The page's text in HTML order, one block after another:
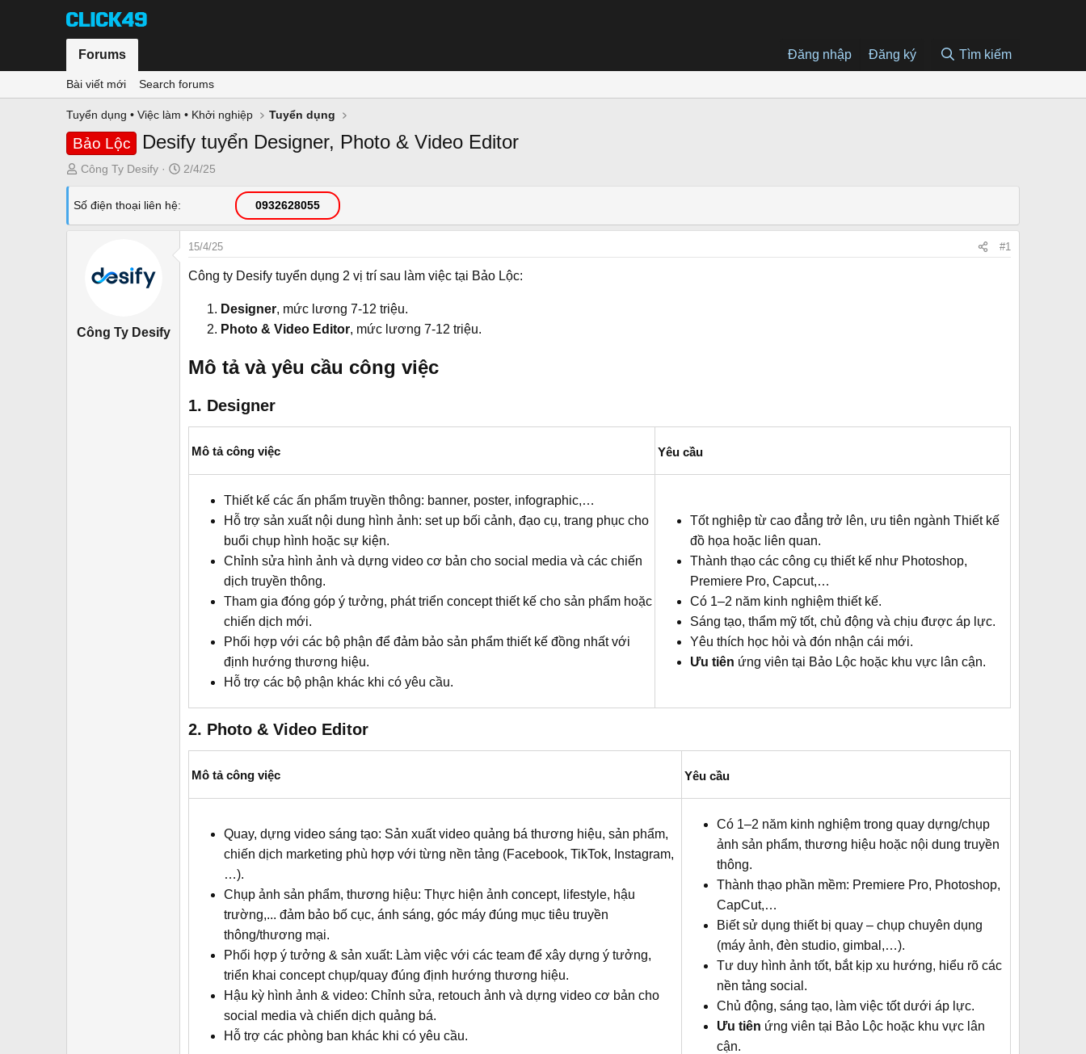
Forums Đăng nhập Đăng ký Tìm kiếm
Bài viết mới Search forums
Tuyển dụng • Việc làm • Khởi nghiệp Tuyển dụng
Bảo Lộc Desify tuyển Designer, Photo & Video Editor
T
r
t
Công Ty Desify
N
ử
2/4/25
Số điện thoại liên hệ 0932628055
Công Ty Desify
15/4/25 #1
Công ty Desify tuyển dụng 2 vị trí sau làm việc tại Bảo Lộc:
Designer, mức lương 7-12 triệu.
Photo & Video Editor, mức lương 7-12 triệu.
Mô tả và yêu cầu công việc​
1. Designer​
Mô tả công việc Yêu cầu
Thiết kế các ấn phẩm truyền thông: banner, poster, infographic,…
Hỗ trợ sản xuất nội dung hình ảnh: set up bối cảnh, đạo cụ, trang phục cho
buổi chụp hình hoặc sự kiện.
Chỉnh sửa hình ảnh và dựng video cơ bản cho social media và các chiến
dịch truyền thông.
Tham gia đóng góp ý tưởng, phát triển concept thiết kế cho sản phẩm hoặc
chiến dịch mới.
Phối hợp với các bộ phận để đảm bảo sản phẩm thiết kế đồng nhất với
định hướng thương hiệu.
Hỗ trợ các bộ phận khác khi có yêu cầu.
Tốt nghiệp từ cao đẳng trở lên, ưu tiên ngành Thiết kế
đồ họa hoặc liên quan.
Thành thạo các công cụ thiết kế như Photoshop,
Premiere Pro, Capcut,…
Có 1–2 năm kinh nghiệm thiết kế.
Sáng tạo, thẩm mỹ tốt, chủ động và chịu được áp lực.
Yêu thích học hỏi và đón nhận cái mới.
Ưu tiên ứng viên tại Bảo Lộc hoặc khu vực lân cận.
2. Photo & Video Editor
Mô tả công việc Yêu cầu
Quay, dựng video sáng tạo: Sản xuất video quảng bá thương hiệu, sản phẩm,
chiến dịch marketing phù hợp với từng nền tảng (Facebook, TikTok, Instagram,
…).
Chụp ảnh sản phẩm, thương hiệu: Thực hiện ảnh concept, lifestyle, hậu
trường,... đảm bảo bố cục, ánh sáng, góc máy đúng mục tiêu truyền
thông/thương mại.
Phối hợp ý tưởng & sản xuất: Làm việc với các team để xây dựng ý tưởng,
triển khai concept chụp/quay đúng định hướng thương hiệu.
Hậu kỳ hình ảnh & video: Chỉnh sửa, retouch ảnh và dựng video cơ bản cho
social media và chiến dịch quảng bá.
Hỗ trợ các phòng ban khác khi có yêu cầu.
Có 1–2 năm kinh nghiệm trong quay dựng/chụp
ảnh sản phẩm, thương hiệu hoặc nội dung truyền
thông.
Thành thạo phần mềm: Premiere Pro, Photoshop,
CapCut,…
Biết sử dụng thiết bị quay – chụp chuyên dụng
(máy ảnh, đèn studio, gimbal,…).
Tư duy hình ảnh tốt, bắt kịp xu hướng, hiểu rõ các
nền tảng social.
Chủ động, sáng tạo, làm việc tốt dưới áp lực.
Ưu tiên ứng viên tại Bảo Lộc hoặc khu vực lân
cận.